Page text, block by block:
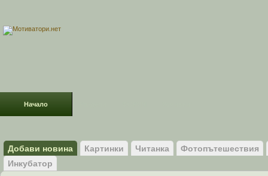
Начало
Добави новина Картинки Читанка
Фотопътешествия
Инкубатор